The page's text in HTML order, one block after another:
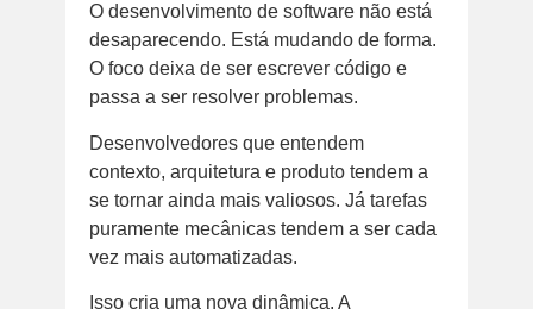
O desenvolvimento de software não está
desaparecendo. Está mudando de forma.
O foco deixa de ser escrever código e
passa a ser resolver problemas.
Desenvolvedores que entendem
contexto, arquitetura e produto tendem a
se tornar ainda mais valiosos. Já tarefas
puramente mecânicas tendem a ser cada
vez mais automatizadas.
Isso cria uma nova dinâmica. A